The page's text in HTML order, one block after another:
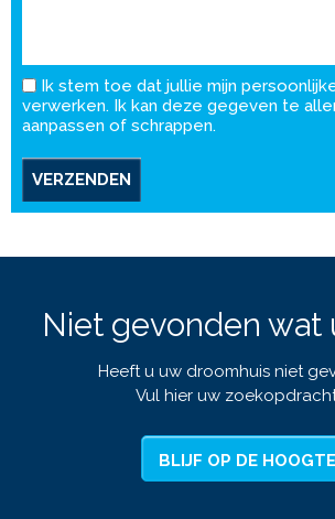
Ik stem toe dat jullie mijn
verwerken. Ik kan deze gegeven te
aanpassen of schrappen.
VERZENDEN
Niet gevonden wat
Heeft u uw droomhuis niet
Vul hier uw
BLIJF OP DE HOOGTE